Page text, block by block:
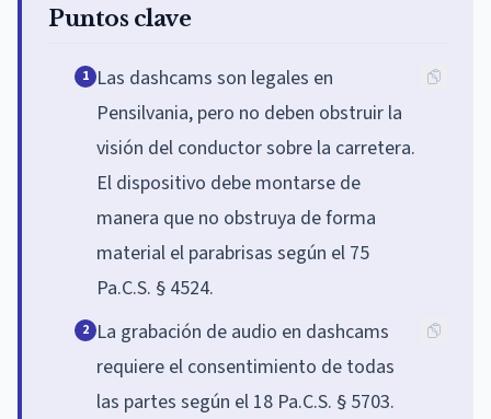
Puntos clave
1 Las dashcams son legales en
Pensilvania, pero no deben obstruir la
visión del conductor sobre la carretera.
El dispositivo debe montarse de
manera que no obstruya de forma
material el parabrisas según el 75
Pa.C.S. § 4524.
2 La grabación de audio en dashcams
requiere el consentimiento de todas
las partes según el 18 Pa.C.S. § 5703.